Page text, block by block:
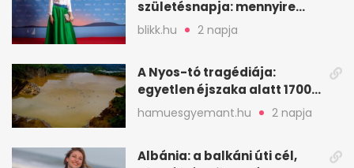
születésnapja: mennyire
ismered a filmszerepeit?
blikk.hu 2 napja
A Nyos-tó tragédiája:
egyetlen éjszaka alatt 1700
ember halt meg
hamuesgyemant.hu 2 napja
Albánia: a balkáni úti cél,